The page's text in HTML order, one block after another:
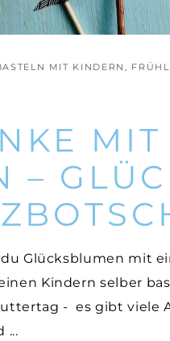
MIT KINDERN ,
–
Glücksblumen mit
Kindern selber
- es gibt viele